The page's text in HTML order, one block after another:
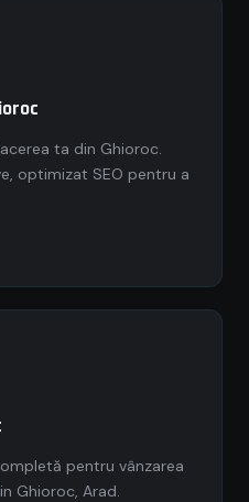
ta din Ghioroc.
optimizat SEO pentru a
pentru vânzarea
Ghioroc, Arad.